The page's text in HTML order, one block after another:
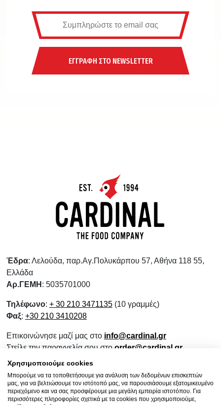
ΕΓΓΡΑΦΗ ΣΤΟ NEWSLETTER
Έδρα: Λελούδα, παρ.Αγ.Πολυκάρπου 57, Αθήνα 118 55,
Ελλάδα
Αρ.ΓΕΜΗ : 5035701000
Τηλέφωνο: + 30 210 3471135(10 γραμμές)
Φαξ: +30 210 3410208
Επικοινώνησε μαζί μας στο info@cardinal.gr
Στείλε την παραγγελία σου στο order@cardinal.gr
Για αγορές λιανικής
www.wokshop.gr
Όροι Χρήσης
Πολιτική Προστασίας Προσωπικών Δεδομένων
Πολιτική Επιστροφών
Χρησιμοποιούμε cookies
Μπορούμε να τα τοποθετήσουμε για ανάλυση των δεδομένων επισκεπτών
μας, για να βελτιώσουμε τον ιστότοπό μας, να παρουσιάσουμε εξατομικευμένο
περιεχόμενο και να σας προσφέρουμε μια μεγάλη εμπειρία ιστοτόπου. Για
περισσότερες πληροφορίες σχετικά με τα cookies που χρησιμοποιούμε,